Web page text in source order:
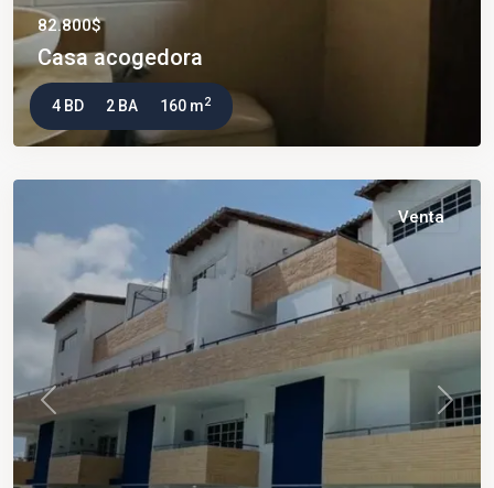
82.800$
Casa acogedora
4 BD 2 BA 160 m2
Venta
Previous Next